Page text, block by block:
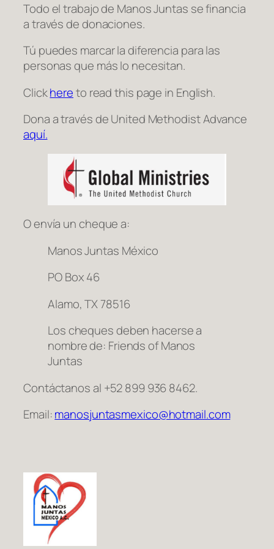
Todo el trabajo de Manos Juntas se financia
a través de donaciones.
Tú puedes marcar la diferencia para las
personas que más lo necesitan.
Clickhereto read this page in English.
Dona a través de United Methodist Advance
aquí.
O envía un cheque a:
Manos Juntas México
PO Box 46
Alamo, TX 78516
Los cheques deben hacerse a
nombre de: Friends of Manos
Juntas
Contáctanos al +52 899 936 8462.
Email:manosjuntasmexico@hotmail.com